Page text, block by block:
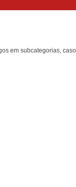
em subcategorias,